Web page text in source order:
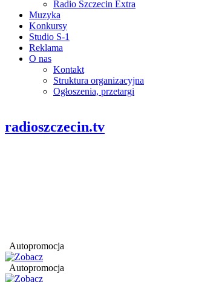
Radio Szczecin Extra
Muzyka
Konkursy
Studio S-1
Reklama
O nas
Kontakt
Struktura organizacyjna
Ogłoszenia, przetargi
radioszczecin.tv
Autopromocja
Autopromocja